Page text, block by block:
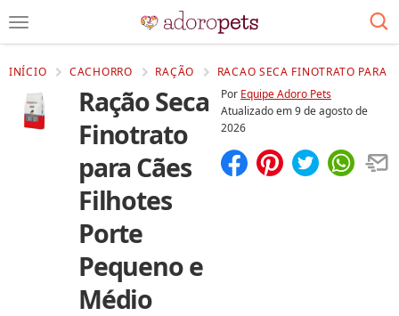
INÍCIO CACHORRO RAÇÃO RACAO SECA FINOTRATO PARA
Ração Seca
Finotrato
para Cães
Filhotes
Porte
Pequeno e
Médio
Por Equipe Adoro Pets
Atualizado em9 de agosto de
2026